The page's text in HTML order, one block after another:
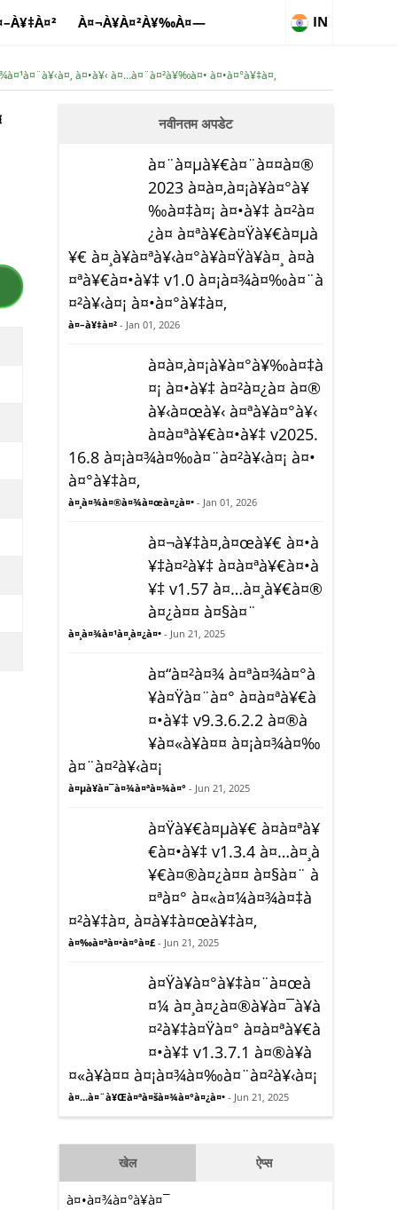
À¤¬À¥À¤²À¥‰À¤— IN
à¤•à¥‹ à¤…à¤¨à¤²à¥‰à¤• à¤•à¤°à¥‡à¤‚
नवीनतम अपडेट
à¤¨à¤µà¥€à¤¨à¤¤à¤®
2023 à¤à¤‚à¤¡à¥à¤°à¥
‰à¤‡à¤¡ à¤•à¥‡ à¤²à¤
¿à¤ à¤ªà¥€à¤Ÿà¥€à¤µà
¥€ à¤¸à¥à¤ªà¥‹à¤°à¥à¤Ÿà¥à¤¸ à¤à
¤ªà¥€à¤•à¥‡ v1.0 à¤¡à¤¾à¤‰à¤¨à
¤²à¥‹à¤¡ à¤•à¤°à¥‡à¤‚
à¤–à¥‡à¤² - Jan 01, 2026
à¤à¤‚à¤¡à¥à¤°à¥‰à¤‡à
¤¡ à¤•à¥‡ à¤²à¤¿à¤ à¤®
à¥‹à¤œà¥‹ à¤ªà¥à¤°à¥‹
à¤à¤ªà¥€à¤•à¥‡ v2025.
16.8 à¤¡à¤¾à¤‰à¤¨à¤²à¥‹à¤¡ à¤•
à¤°à¥‡à¤‚
à¤¸à¤¾à¤®à¤¾à¤œà¤¿à¤• - Jan 01, 2026
à¤¬à¥‡à¤‚à¤œà¥€ à¤•à
¥‡à¤²à¥‡ à¤à¤ªà¥€à¤•à
¥‡ v1.57 à¤…à¤¸à¥€à¤®
à¤¿à¤¤ à¤§à¤¨
à¤¸à¤¾à¤¹à¤¸à¤¿à¤• - Jun 21, 2025
à¤“à¤²à¤¾ à¤ªà¤¾à¤°à
¥à¤Ÿà¤¨à¤° à¤à¤ªà¥€à
¤•à¥‡ v9.3.6.2.2 à¤®à
¥à¤«à¥à¤¤ à¤¡à¤¾à¤‰
à¤¨à¤²à¥‹à¤¡
à¤µà¥à¤¯à¤¾à¤ªà¤¾à¤° - Jun 21, 2025
à¤Ÿà¥€à¤µà¥€ à¤à¤ªà¥
€à¤•à¥‡ v1.3.4 à¤…à¤¸à
¥€à¤®à¤¿à¤¤ à¤§à¤¨ à
¤ªà¤° à¤«à¤¼à¤¾à¤‡à
¤²à¥‡à¤‚ à¤­à¥‡à¤œà¥‡à¤‚
à¤‰à¤ªà¤•à¤°à¤£ - Jun 21, 2025
à¤Ÿà¥à¤°à¥‡à¤¨à¤œà
¤¼ à¤¸à¤¿à¤®à¥à¤¯à¥à
¤²à¥‡à¤Ÿà¤° à¤à¤ªà¥€à
¤•à¥‡ v1.3.7.1 à¤®à¥à
¤«à¥à¤¤ à¤¡à¤¾à¤‰à¤¨à¤²à¥‹à¤¡
à¤…à¤¨à¥Œà¤ªà¤šà¤¾à¤°à¤¿à¤• - Jun 21, 2025
खेल ऐप्स
à¤•à¤¾à¤°à¥à¤¯